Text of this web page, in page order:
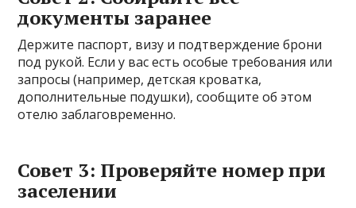
документы заранее
Держите паспорт, визу и подтверждение брони
под рукой. Если у вас есть особые требования или
запросы (например, детская кроватка,
дополнительные подушки), сообщите об этом
отелю заблаговременно.
Совет 3: Проверяйте номер при
заселении